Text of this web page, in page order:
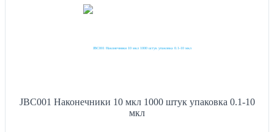
JBC001 Наконечники 10 мкл 1000 штук упаковка 0.1-10
мкл